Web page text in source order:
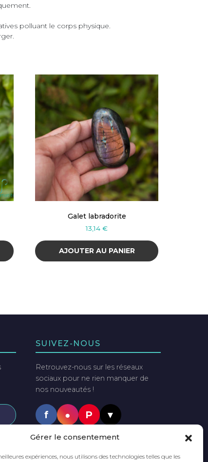
Gérer le consentement
expériences, nous utilisons des technologies telles que les
polluant le corps physique.
Galet labradorite
13,14€
AJOUTER AU PANIER
SUIVEZ-NOUS
Retrouvez-nous sur les réseaux
sociaux pour ne rien manquer de
nos nouveautés !
f ● P ▼
PAIEMENTS SÉCURISÉS
VISA Mastercard PayPal